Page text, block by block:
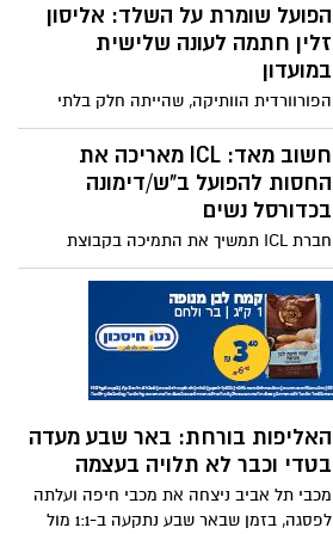
תל אביב על בית"ר ירושלים הותיר אותה
במקום השני. ביום חמישי: הזדמנות לתואר
בגמר גביע המדינה
הפועל שומרת על השלד: אליסון
זלין חתמה לעונה שלישית
במועדון
הפורוורדית הוותיקה, שהייתה חלק בלתי
נפרד מעליית הקבוצה מהליגה הארצית ועד
לליגת העל, תמשיך לעונה נוספת במדים
האדומים של הפועל באר שבע
חשוב מאד: ICL מאריכה את
החסות להפועל ב"ש/דימונה
בכדורסל נשים
חברת ICL תמשיך את התמיכה בקבוצת
הכדורסל נשים של הפועל באר שבע/דימונה
גם בעונת 2025/26, לאחר עלייתה ההיסטורית
לליגת העל. החברה מדגישה את מחויבותה
לקידום ספורט הנשים והעצמת ילדות ונערות
בנגב, כחלק ממהלך חברתי רחב היקף
האליפות בורחת: באר שבע מעדה
בטדי וכבר לא תלויה בעצמה
מכבי תל אביב ניצחה את מכבי חיפה ועלתה
לפסגה, בזמן שבאר שבע נתקעה ב-1:1 מול